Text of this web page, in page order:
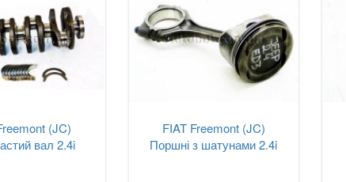
(JC)
вал 2.4i
FIAT Freemont (JC)
Поршні з шатунами 2.4i